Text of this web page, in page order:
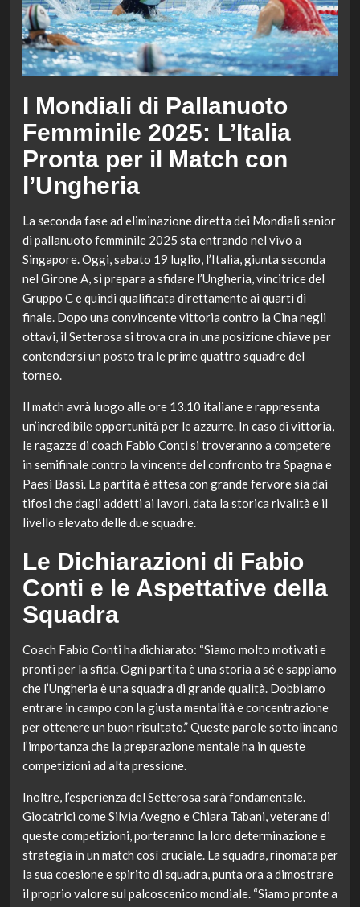
I Mondiali di Pallanuoto
Femminile 2025: L’Italia
Pronta per il Match con
l’Ungheria
La seconda fase ad eliminazione diretta dei Mondiali senior
di pallanuoto femminile 2025 sta entrando nel vivo a
Singapore. Oggi, sabato 19 luglio, l’Italia, giunta seconda
nel Girone A, si prepara a sfidare l’Ungheria, vincitrice del
Gruppo C e quindi qualificata direttamente ai quarti di
finale. Dopo una convincente vittoria contro la Cina negli
ottavi, il Setterosa si trova ora in una posizione chiave per
contendersi un posto tra le prime quattro squadre del
torneo.
Il match avrà luogo alle ore 13.10 italiane e rappresenta
un’incredibile opportunità per le azzurre. In caso di vittoria,
le ragazze di coach Fabio Conti si troveranno a competere
in semifinale contro la vincente del confronto tra Spagna e
Paesi Bassi. La partita è attesa con grande fervore sia dai
tifosi che dagli addetti ai lavori, data la storica rivalità e il
livello elevato delle due squadre.
Le Dichiarazioni di Fabio
Conti e le Aspettative della
Squadra
Coach Fabio Conti ha dichiarato: “Siamo molto motivati e
pronti per la sfida. Ogni partita è una storia a sé e sappiamo
che l’Ungheria è una squadra di grande qualità. Dobbiamo
entrare in campo con la giusta mentalità e concentrazione
per ottenere un buon risultato.” Queste parole sottolineano
l’importanza che la preparazione mentale ha in queste
competizioni ad alta pressione.
Inoltre, l’esperienza del Setterosa sarà fondamentale.
Giocatrici come Silvia Avegno e Chiara Tabani, veterane di
queste competizioni, porteranno la loro determinazione e
strategia in un match così cruciale. La squadra, rinomata per
la sua coesione e spirito di squadra, punta ora a dimostrare
il proprio valore sul palcoscenico mondiale. “Siamo pronte a